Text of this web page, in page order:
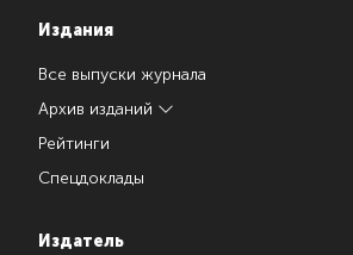
Издания
Все выпуски журнала
Архив изданий
Рейтинги
Спецдоклады
Издатель